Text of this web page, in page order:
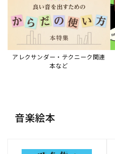
アレクサンダー・テクニーク関連
本など
音楽絵本